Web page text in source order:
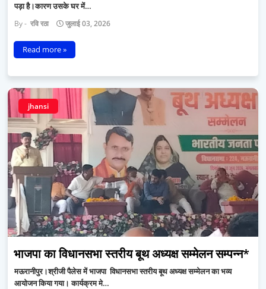
पड़ा है।कारण उसके घर में…
रवि रठा जुलाई 03, 2026
Read more »
jhansi
भाजपा का विधानसभा स्तरीय बूथ अध्यक्ष सम्मेलन सम्पन्न*
​मऊरानीपुर।श्रीजी पैलेस में भाजपा विधानसभा स्तरीय बूथ अध्यक्ष सम्मेलन का भव्य
आयोजन किया गया। कार्यक्रम मे…